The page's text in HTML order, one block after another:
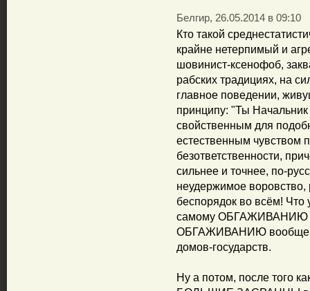
Белгир, 26.05.2014 в 09:10
Кто такой
крайне нетерпимый и
шовинист-ксенофоб,
рабских традициях, на
главное поведении,
принципу: "Ты
свойственным для
естественным чувством
безответственности,
сильнее и точнее, по-
неудержимое
беспорядок во всём! Что
самому ОБГАЖИВАНИЮ
ОБГАЖИВАНИЮ вообще
домов-государств.
Ну а потом, после того